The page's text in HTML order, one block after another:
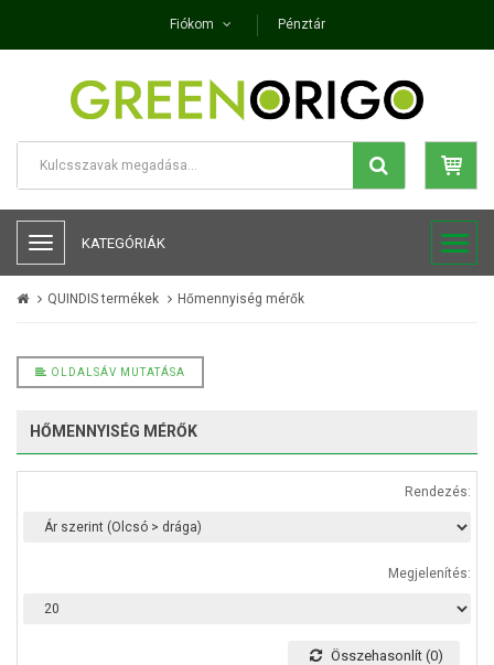
Fiókom Pénztár
KATEGÓRIÁK
QUINDIS termékek Hőmennyiség mérők
OLDALSÁV MUTATÁSA
HŐMENNYISÉG MÉRŐK
Rendezés:
Megjelenítés:
Összehasonlít (0)